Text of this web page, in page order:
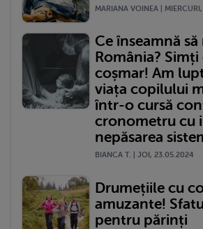
MARIANA VOINEA |
Ce înseamnă
România?
coșmar! Am
viața copilului
într-o cursă
cronometru cu
nepăsarea
BIANCA T. | JOI, 23.05.2024
Drumețiile cu
amuzante!
pentru părinți